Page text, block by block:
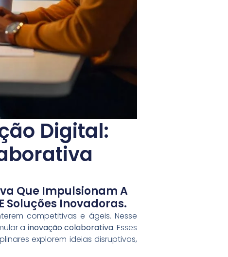
Digital:
Que Impulsionam A
Soluções Inovadoras.
competitivas e ágeis. Nesse
a inovação colaborativa. Esses
explorem ideias disruptivas,